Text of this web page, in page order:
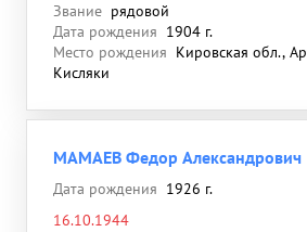
Звание рядовой
Дата рождения 1904 г.
Место рождения Кировская обл.,
Кисляки
МАМАЕВ Федор Александрович
Дата рождения 1926 г.
16.10.1944